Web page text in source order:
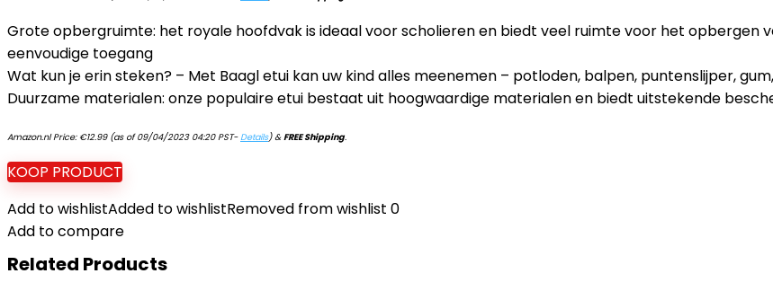
Grote opbergruimte: het royale hoofdvak is ideaal voor scholieren en biedt veel ruimte voor het opbergen
eenvoudige toegang
Wat kun je erin steken? – Met Baagl etui kan uw kind alles meenemen – potloden, balpen, puntenslijper,
Duurzame materialen: onze populaire etui bestaat uit hoogwaardige materialen en biedt uitstekende
Amazon.nl Price: €12.99(as of 09/04/2023 04:20 PST-Details)&FREE Shipping.
KOOP PRODUCT
Add to wishlistAdded to wishlistRemoved from wishlist 0
Add to compare
Related Products